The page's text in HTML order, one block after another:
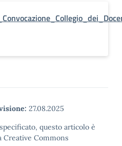
27.08.2025
questo articolo è
Creative Commons